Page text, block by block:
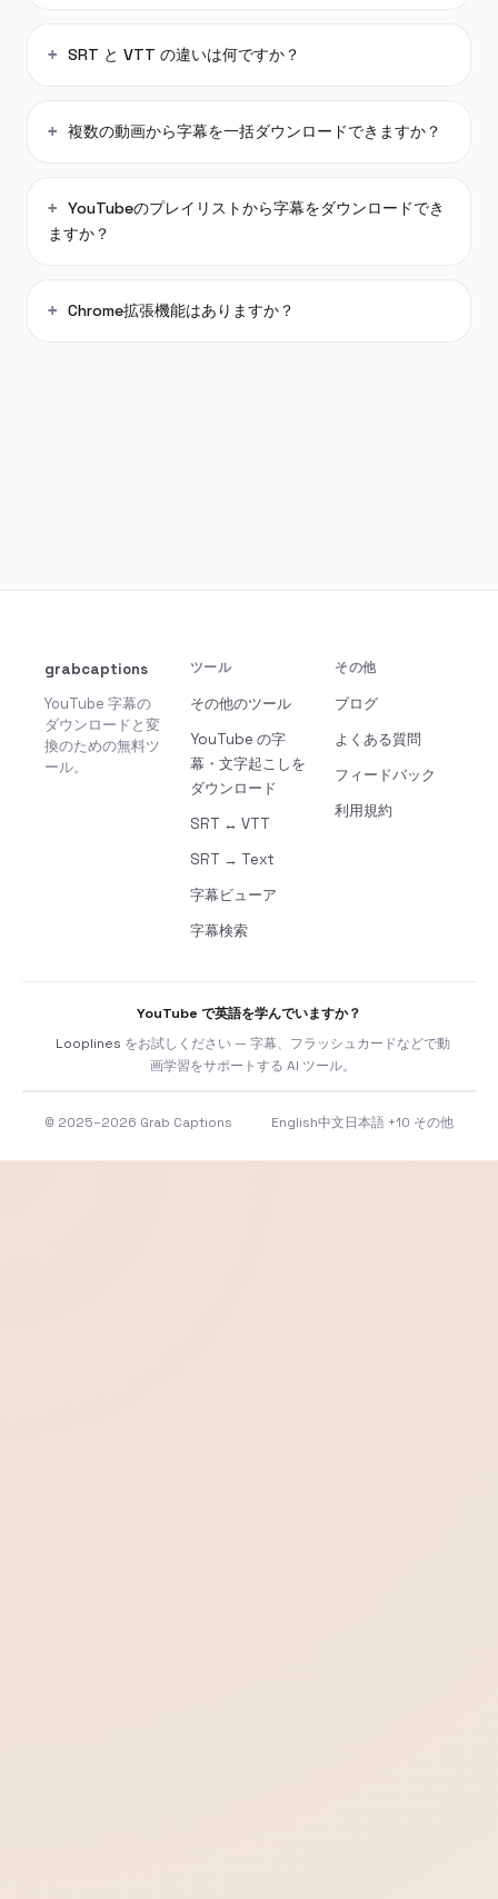
SRT と VTT の違いは何ですか？
複数の動画から字幕を一括ダウンロードできますか？
YouTubeのプレイリストから字幕をダウンロードでき
ますか？
Chrome拡張機能はありますか？
grabcaptions
YouTube 字幕の
ダウンロードと変
換のための無料ツ
ール。
ツール
その他のツール
YouTube の字
幕・文字起こしを
ダウンロード
SRT ↔ VTT
SRT → Text
字幕ビューア
字幕検索
その他
ブログ
よくある質問
フィードバック
利用規約
YouTube で英語を学んでいますか？
Looplines をお試しください — 字幕、フラッシュカードなどで動
画学習をサポートする AI ツール。
© 2025–2026 Grab Captions English中文 日本語 +10 その他